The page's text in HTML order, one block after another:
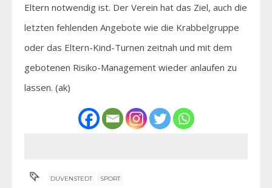
Eltern notwendig ist. Der Verein hat das Ziel, auch die
letzten fehlenden Angebote wie die Krabbelgruppe
oder das Eltern-Kind-Turnen zeitnah und mit dem
gebotenen Risiko-Management wieder anlaufen zu
lassen. (ak)
DUVENSTEDT SPORT